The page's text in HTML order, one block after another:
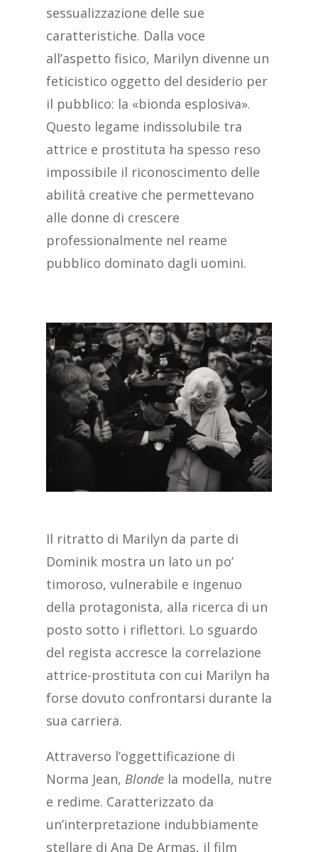
sessualizzazione delle sue
caratteristiche. Dalla voce
all’aspetto fisico, Marilyn divenne un
feticistico oggetto del desiderio per
il pubblico: la «bionda esplosiva».
Questo legame indissolubile tra
attrice e prostituta ha spesso reso
impossibile il riconoscimento delle
abilità creative che permettevano
alle donne di crescere
professionalmente nel reame
pubblico dominato dagli uomini.
Il ritratto di Marilyn da parte di
Dominik mostra un lato un po’
timoroso, vulnerabile e ingenuo
della protagonista, alla ricerca di un
posto sotto i riflettori. Lo sguardo
del regista accresce la correlazione
attrice-prostituta con cui Marilyn ha
forse dovuto confrontarsi durante la
sua carriera.
Attraverso l’oggettificazione di
Norma Jean, Blonde la modella, nutre
e redime. Caratterizzato da
un’interpretazione indubbiamente
stellare di Ana De Armas, il film